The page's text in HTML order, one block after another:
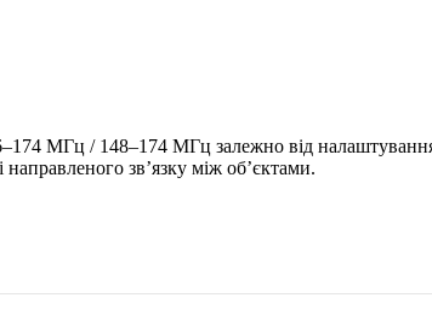
МГц / 148–174 МГц залежно від
зв’язку між об’єктами.